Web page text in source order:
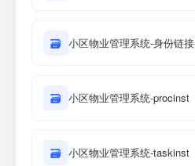
🗃 小区物业管理系统-身份链接
🗃 小区物业管理系统-procinst
🗃 小区物业管理系统-taskinst